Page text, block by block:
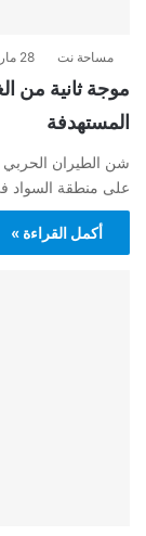
مساحة نت 28 مارس، 2025
موجة ثانية من
المستهدفة
شن الطيران الحربي
على منطقة السواد
أكمل القراءة »